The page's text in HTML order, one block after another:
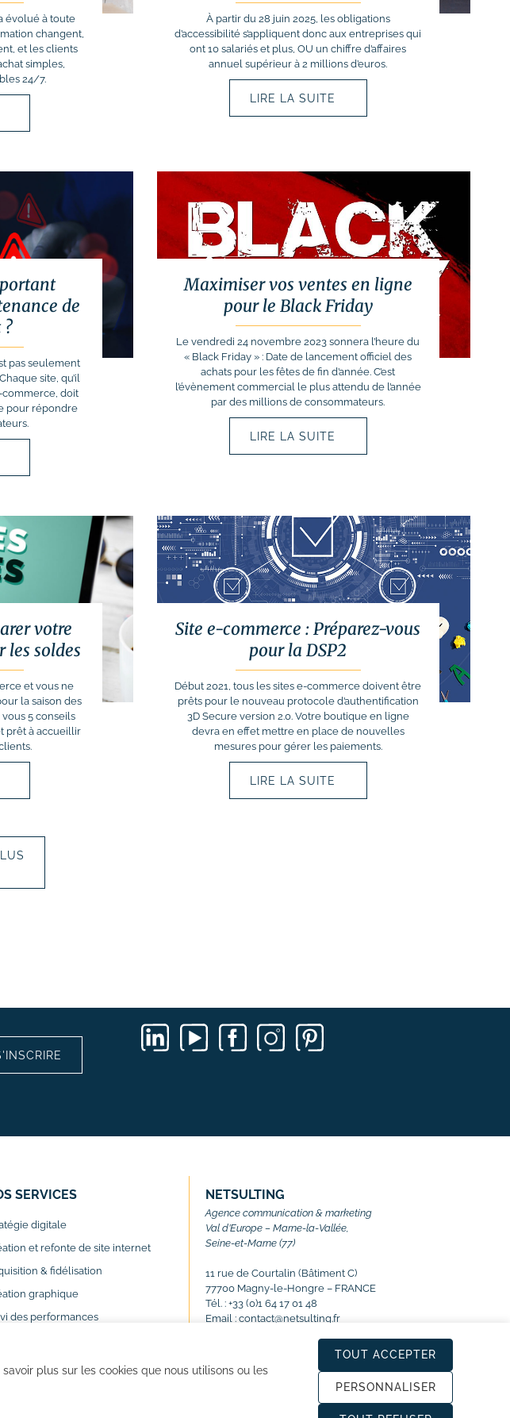
plus sur les cookies que nous utilisons ou les
TOUT ACCEPTER
PERSONNALISER
évolué à toute
changent,
et les clients
simples,
24/7.
À partir du 28 juin 2025, les obligations
d’accessibilité s’appliquent donc aux entreprises qui
ont 10 salariés et plus, OU un chiffre d’affaires
annuel supérieur à 2 millions d’euros.
LIRE LA SUITE
de
pas seulement
site, qu’il
commerce, doit
pour répondre
Maximiser vos ventes en ligne
pour le Black Friday
Le vendredi 24 novembre 2023 sonnera l’heure du
« Black Friday » : Date de lancement officiel des
achats pour les fêtes de fin d’année. C’est
l’évènement commercial le plus attendu de l’année
par des millions de consommateurs.
LIRE LA SUITE
votre
les soldes
et vous ne
la saison des
5 conseils
prêt à accueillir
Site e-commerce : Préparez-vous
pour la DSP2
Début 2021, tous les sites e-commerce doivent être
prêts pour le nouveau protocole d’authentification
3D Secure version 2.0. Votre boutique en ligne
devra en effet mettre en place de nouvelles
mesures pour gérer les paiements.
LIRE LA SUITE
SERVICES
digitale
et refonte de site internet
& fidélisation
graphique
des performances
NETSULTING
Agence communication & marketing
Val d’Europe – Marne-la-Vallée,
Seine-et-Marne (77)
11 rue de Courtalin (Bâtiment C)
77700 Magny-le-Hongre – FRANCE
Tél. : +33 (0)1 64 17 01 48
Email : contact@netsulting.fr